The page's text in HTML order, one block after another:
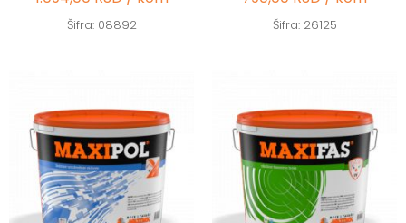
Šifra: 08892 Šifra: 26125